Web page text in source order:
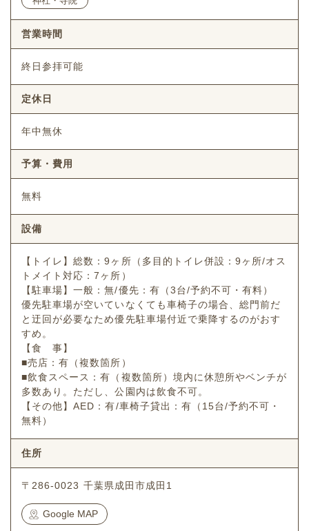
営業時間
終日参拝可能
定休日
年中無休
予算・費用
無料
設備
【トイレ】総数：9ヶ所（多目的トイレ併設：9ヶ所/オス
トメイト対応：7ヶ所）
【駐車場】一般：無/優先：有（3台/予約不可・有料）
優先駐車場が空いていなくても車椅子の場合、総門前だ
と迂回が必要なため優先駐車場付近で乗降するのがおす
すめ。
【食 事】
■売店：有（複数箇所）
■飲食スペース：有（複数箇所）境内に休憩所やベンチが
多数あり。ただし、公園内は飲食不可。
【その他】AED：有/車椅子貸出：有（15台/予約不可・
無料）
住所
〒286-0023 千葉県成田市成田1
Google MAP